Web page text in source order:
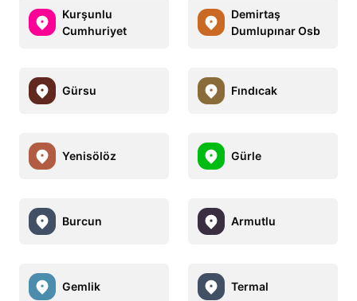
Kurşunlu
Cumhuriyet
Demirtaş
Dumlupınar Osb
Gürsu Fındıcak
Yenisölöz Gürle
Burcun Armutlu
Gemlik Termal